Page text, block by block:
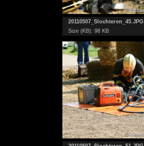
20110507_Slochteren_45.JPG
Size (KB): 98 KB